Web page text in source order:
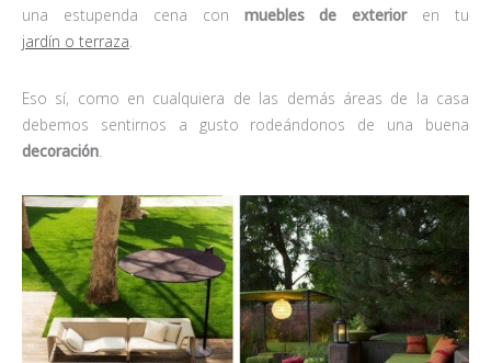
una estupenda cena con muebles de exterioren tu
jardín o terraza
Eso sí, como en cualquiera de las demás áreas de la casa
debemos sentirnos a gusto rodeándonos de una buena
decoración